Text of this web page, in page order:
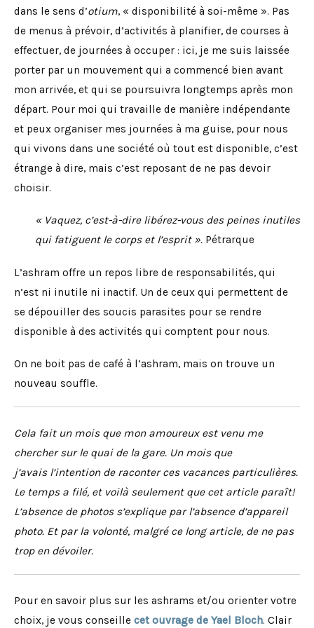
dans le sens d’otium, « disponibilité à soi-même ». Pas
de menus à prévoir, d’activités à planifier, de courses à
effectuer, de journées à occuper : ici, je me suis laissée
porter par un mouvement qui a commencé bien avant
mon arrivée, et qui se poursuivra longtemps après mon
départ. Pour moi qui travaille de manière indépendante
et peux organiser mes journées à ma guise, pour nous
qui vivons dans une société où tout est disponible, c’est
étrange à dire, mais c’est reposant de ne pas devoir
choisir.
« Vaquez, c’est-à-dire libérez-vous des peines inutiles
qui fatiguent le corps et l’esprit ». Pétrarque
L’ashram offre un repos libre de responsabilités, qui
n’est ni inutile ni inactif. Un de ceux qui permettent de
se dépouiller des soucis parasites pour se rendre
disponible à des activités qui comptent pour nous.
On ne boit pas de café à l’ashram, mais on trouve un
nouveau souffle.
Cela fait un mois que mon amoureux est venu me
chercher sur le quai de la gare. Un mois que
j’avais l’intention de raconter ces vacances particulières.
Le temps a filé, et voilà seulement que cet article paraît!
L’absence de photos s’explique par l’absence d’appareil
photo. Et par la volonté, malgré ce long article, de ne pas
trop en dévoiler.
Pour en savoir plus sur les ashrams et/ou orienter votre
choix, je vous conseille cet ouvrage de Yael Bloch. Clair